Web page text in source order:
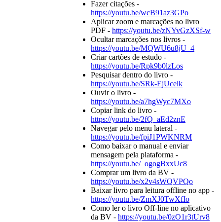
Fazer citações -
https://youtu.be/wcB91az3GPo
Aplicar zoom e marcações no livro
PDF - https://youtu.be/zNYvGzXSf-w
Ocultar marcações nos livros -
https://youtu.be/MQWU6u8jU_4
Criar cartões de estudo -
https://youtu.be/Rpk9b0lzLos
Pesquisar dentro do livro -
https://youtu.be/SRk-EjUceik
Ouvir o livro -
https://youtu.be/a7hgWyc7MXo
Copiar link do livro -
https://youtu.be/2fQ_aEd2znE
Navegar pelo menu lateral -
https://youtu.be/fpiJ1PWKNRM
Como baixar o manual e enviar
mensagem pela plataforma -
https://youtu.be/_ogogBxxUc8
Comprar um livro da BV -
https://youtu.be/x2v4sWQVPQo
Baixar livro para leitura offline no app -
https://youtu.be/ZmXJ0TwXfIo
Como ler o livro Off-line no aplicativo
da BV - https://youtu.be/0zO1r3tUrv8